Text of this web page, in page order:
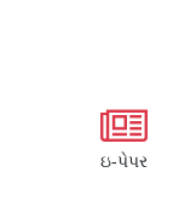
ઇ-પેપર